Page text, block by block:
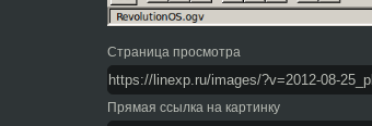
Страница просмотра
Прямая ссылка на картинку